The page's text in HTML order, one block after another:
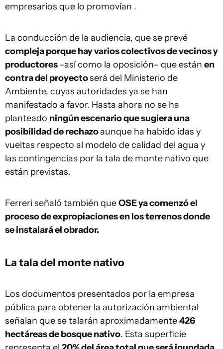
empresarios que lo promovían .
La conducción de la audiencia, que se prevé
compleja porque hay varios colectivos de vecinos y
productores–así como la oposición– que están en
contra del proyectoserá del Ministerio de
Ambiente, cuyas autoridades ya se han
manifestado a favor. Hasta ahora no se ha
planteado ningún escenario que sugiera una
posibilidad de rechazoaunque ha habido idas y
vueltas respecto al modelo de calidad del agua y
las contingencias por la tala de monte nativo que
están previstas.
Ferreri señaló también queOSE ya comenzó el
proceso de expropiaciones en los terrenos donde
se instalará el obrador.
La tala del monte nativo
Los documentos presentados por la empresa
pública para obtener la autorización ambiental
señalan que se talarán aproximadamente426
hectáreas de bosque nativo. Esta superficie